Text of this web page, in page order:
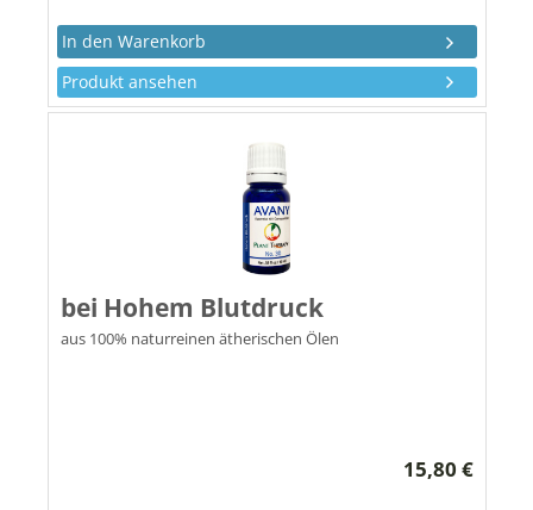
Produkt ansehen
bei Hohem Blutdruck
aus 100% naturreinen ätherischen Ölen
15,80 €